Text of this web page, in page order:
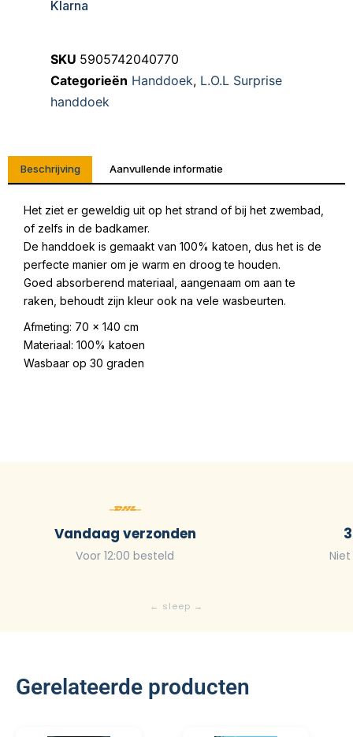
Klarna
SKU 5905742040770
Categorieën Handdoek, L.O.L Surprise
handdoek
Beschrijving Aanvullende informatie
Het ziet er geweldig uit op het strand of bij het zwembad,
of zelfs in de badkamer.
De handdoek is gemaakt van 100% katoen, dus het is de
perfecte manier om je warm en droog te houden.
Goed absorberend materiaal, aangenaam om aan te
raken, behoudt zijn kleur ook na vele wasbeurten.
Afmeting: 70 x 140 cm
Materiaal: 100% katoen
Wasbaar op 30 graden
Vandaag verzonden
Voor 12:00 besteld
Gerelateerde producten